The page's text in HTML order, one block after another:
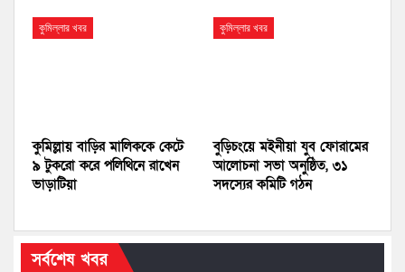
কুমিল্লার খবর
কুমিল্লায় বাড়ির মালিককে কেটে
৯ টুকরো করে পলিথিনে রাখেন
ভাড়াটিয়া
কুমিল্লার খবর
বুড়িচংয়ে মইনীয়া যুব ফোরামের
আলোচনা সভা অনুষ্ঠিত, ৩১
সদস্যের কমিটি গঠন
সর্বশেষ খবর